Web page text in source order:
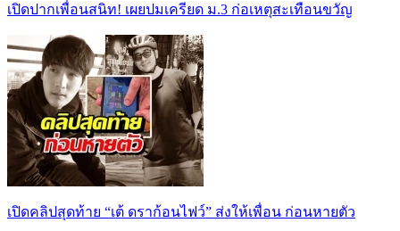
เปิดปากเพื่อนสนิท! เผยปมเครียด ม.3 ก่อเหตุสะเทือนขวัญ
เปิดคลิปสุดท้าย “เต้ ดราก้อนไฟว์” ส่งให้เพื่อน ก่อนหายตัว